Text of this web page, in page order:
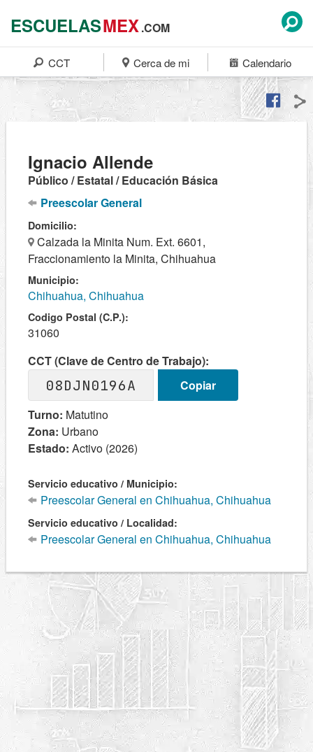
ESCUELASMEX.COM
CCT Cerca de mi Calendario
Ignacio Allende
Público / Estatal / Educación Básica
Preescolar General
Domicilio:
Calzada la Minita Num. Ext. 6601,
Fraccionamiento la Minita, Chihuahua
Municipio:
Chihuahua, Chihuahua
Codigo Postal (C.P.):
31060
CCT (Clave de Centro de Trabajo):
08DJN0196A
Copiar
Turno: Matutino
Zona: Urbano
Estado: Activo (2026)
Servicio educativo / Municipio:
Preescolar General en Chihuahua, Chihuahua
Servicio educativo / Localidad:
Preescolar General en Chihuahua, Chihuahua